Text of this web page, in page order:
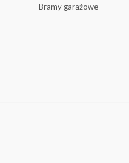
Bramy garażowe